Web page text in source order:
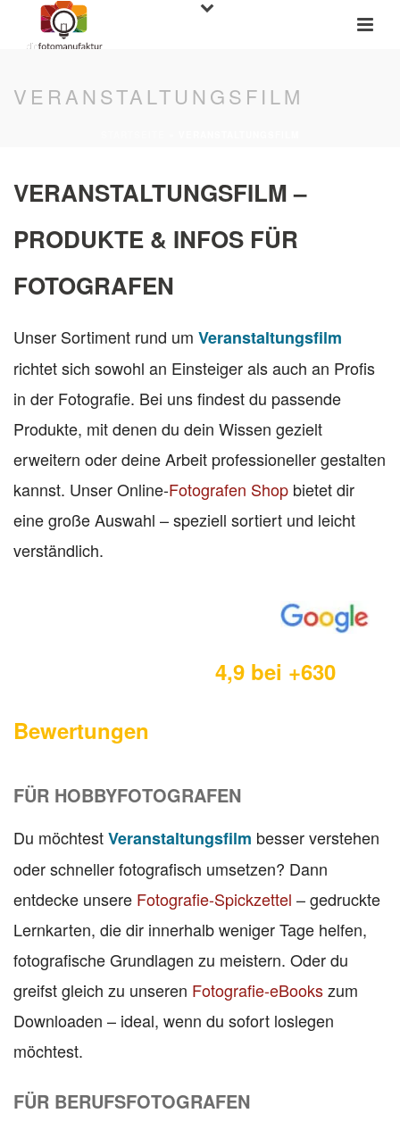
VERANSTALTUNGSFILM
VERANSTALTUNGSFILM –
PRODUKTE & INFOS FÜR
FOTOGRAFEN
Unser Sortiment rund um Veranstaltungsfilm
richtet sich sowohl an Einsteiger als auch an Profis
in der Fotografie. Bei uns findest du passende
Produkte, mit denen du dein Wissen gezielt
erweitern oder deine Arbeit professioneller gestalten
kannst. Unser Online-Fotografen Shop bietet dir
eine große Auswahl – speziell sortiert und leicht
verständlich.
4,9 bei +630
Bewertungen
FÜR HOBBYFOTOGRAFEN
Du möchtestVeranstaltungsfilm besser verstehen
oder schneller fotografisch umsetzen? Dann
entdecke unsere Fotografie-Spickzettel – gedruckte
Lernkarten, die dir innerhalb weniger Tage helfen,
fotografische Grundlagen zu meistern. Oder du
greifst gleich zu unseren Fotografie-eBookszum
Downloaden – ideal, wenn du sofort loslegen
möchtest.
FÜR BERUFSFOTOGRAFEN